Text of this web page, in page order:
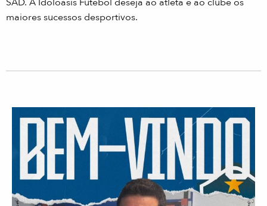
maiores sucessos desportivos.